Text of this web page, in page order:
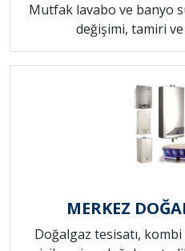
Mutfak lavabo ve banyo
değişimi, tamiri
MERKEZ
Doğalgaz tesisatı,